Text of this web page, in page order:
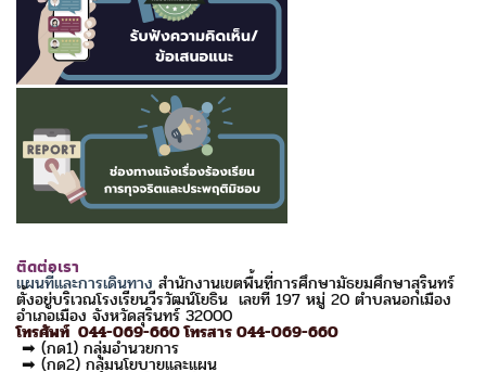
ติดต่อเรา
แผนที่และการเดินทางสำนักงานเขตพื้นที่การศึกษามัธยมศึกษาสุรินทร์
ตั้งอยู่บริเวณโรงเรียนวีรวัฒน์โยธิน เลขที่ 197 หมู่ 20 ตำบลนอกเมือง
อำเภอเมือง จังหวัดสุรินทร์ 32000
โทรศัพท์ 044-069-660 โทรสาร 044-069-660
➡ (กด1) กลุ่มอำนวยการ
➡ (กด2) กลุ่มนโยบายและแผน